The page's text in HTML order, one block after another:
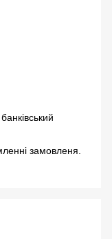
замовленя.